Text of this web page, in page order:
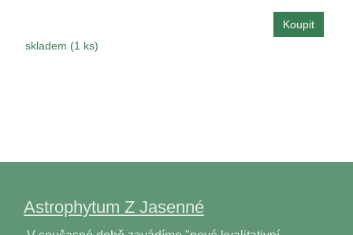
skladem (1 ks)
Astrophytum Z Jasenné